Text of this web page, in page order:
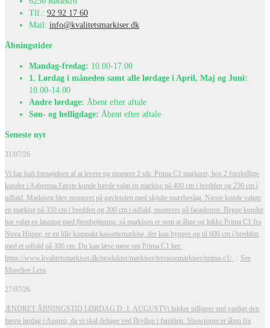
Tlf.: 92 92 17 60
Mail: info@kvalitetsmarkiser.dk
Åbningstider
Mandag-fredag: 10.00-17.00
1. Lørdag i måneden samt alle lørdage i April, Maj og Juni:
10.00-14.00
Andre lørdage: Åbent efter aftale
Søn- og helligdage: Åbent efter aftale
Seneste nyt
31/07/26
Vi har haft fornøjelsen af at levere og montere 2 stk. Prima C1 markiser, hos 2 forskellige
kunder i Aabenraa. Første kunde havde valgt en markise på 400 cm i bredden og 250 cm i
udfald. Markisen blev monteret på gavlenden med skjulte spærbeslag. Næste kunde valgte
en markise på 350 cm i bredden og 300 cm i udfald, monteres på facadesten. Begge kunder
har valgt en løsning med fjernbetjening, så markisen er nem at åbne og lukke. Prima C1 fra
Nova Hüppe, er en lille kompakt kassettemarkise, der kan bygges op til 600 cm i bredden
med et udfald på 300 cm. Du kan læse mere om Prima C1 her:
https://www.kvalitetsmarkiser.dk/produkter/markiser/terrassemarkiser/prima-c1/ ... See
MoreSee Less
27/07/26
ÆNDRET ÅBNINGSTID LØRDAG D. 1. AUGUSTVi lukker tidligere end vanligt den
første lørdag i August, da vi skal deltage ved Bryllup i familien. Showroom er åben fra